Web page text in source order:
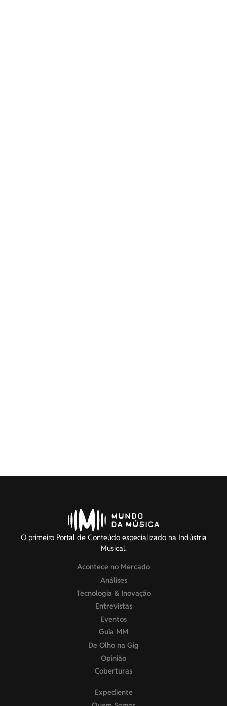
O primeiro Portal de Conteúdo especializado na Indústria
Musical.
Acontece no Mercado
Análises
Tecnologia & Inovação
Entrevistas
Eventos
Guia MM
De Olho na Gig
Opinião
Coberturas
Expediente